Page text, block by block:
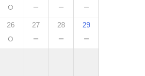
○ － － －
26
○
27
－
28
－
29
－